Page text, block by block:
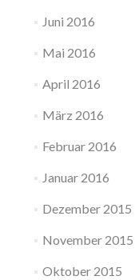
Juni 2016
Mai 2016
April 2016
März 2016
Februar 2016
Januar 2016
Dezember 2015
November 2015
Oktober 2015